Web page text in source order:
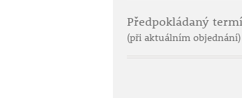
Předpokládaný
(při aktuálním objednání)